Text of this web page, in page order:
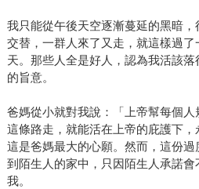
我只能從午後天空逐漸蔓延的黑暗
交替，一群人來了又走，就這樣過
天。那些人全是好人，認為我活該
的旨意。
爸媽從小就對我說：「上帝幫每個
這條路走，就能活在上帝的庇護下，
這是爸媽最大的心願。然而，這份
到陌生人的家中，只因陌生人承諾
我。